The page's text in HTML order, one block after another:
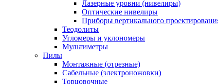
Лазерные уровни (нивелиры)
Оптические нивелиры
Приборы вертикального
Теодолиты
Угломеры и уклономеры
Мультиметры
Пилы
Монтажные (отрезные)
Сабельные (электроножовки)
Торцовочные